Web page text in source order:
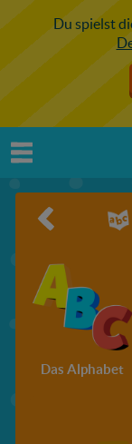
Du spielst
Das Alphabet